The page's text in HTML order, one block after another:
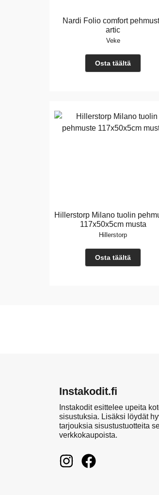
Nardi Folio comfort
artic
Veke
Osta täältä
Hillerstorp Milano tuolin
117x50x5cm musta
Hillerstorp
Osta täältä
Instakodit.fi
Instakodit esittelee upeita
sisustuksia. Lisäksi löydät
tarjouksia sisustustuotteita
verkkokaupoista.